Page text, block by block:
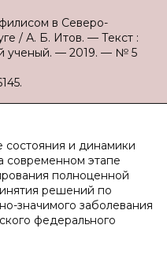
в Северо-
/ А. Б. Итов. — Текст :
ученый. — 2019. — № 5
состояния и динамики
современном этапе
полноценной
решений по
значимого заболевания
федерального